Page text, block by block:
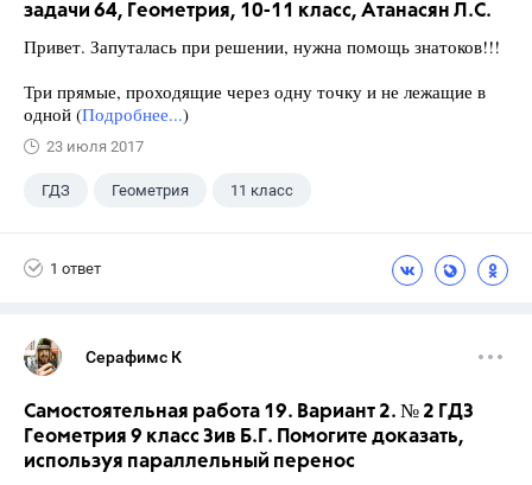
задачи 64, Геометрия, 10-11 класс, Атанасян Л.С.
Привет. Запуталась при решении, нужна помощь знатоков!!!
Три прямые, проходящие через одну точку и не лежащие в
одной (Подробнее...)
23 июля 2017
ГДЗ Геометрия 11 класс
1 ответ
Серафимс К
Самостоятельная работа 19. Вариант 2. № 2 ГДЗ
Геометрия 9 класс Зив Б.Г. Помогите доказать,
используя параллельный перенос